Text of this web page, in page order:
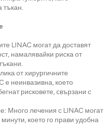
тъкан.
LINAC могат да доставят
намалявайки риска от
от хирургичните
е неинвазивна, което
рисковете, свързани с
Много лечения с LINAC могат
което го прави удобна